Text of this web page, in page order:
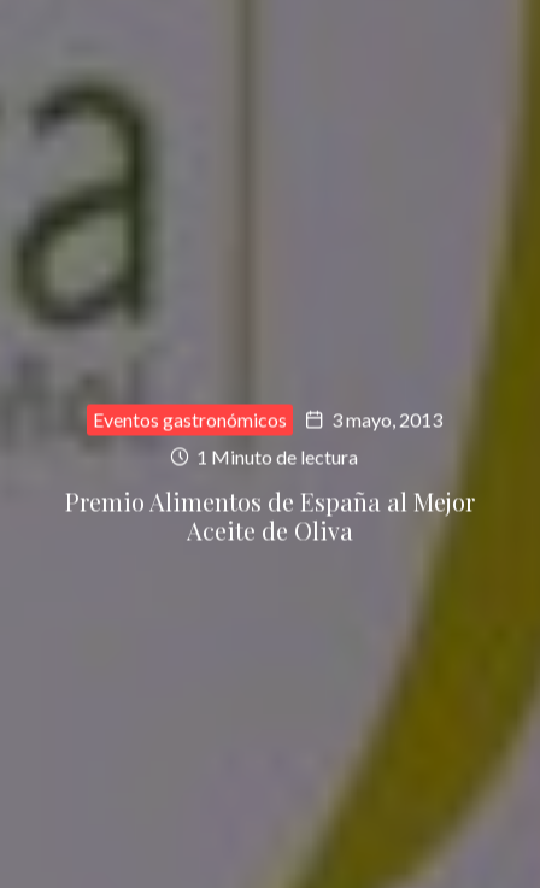
Eventos gastronómicos
3 mayo, 2013
1 Minuto de lectura
Premio Alimentos de España al Mejor
Aceite de Oliva